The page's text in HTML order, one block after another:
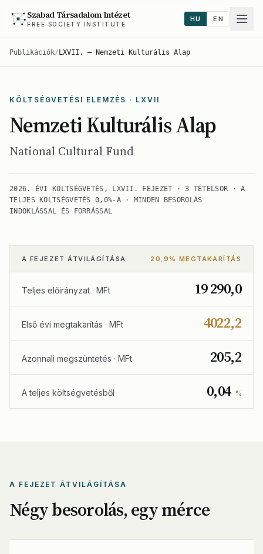
Szabad Társadalom Intézet
FREE SOCIETY INSTITUTE
HU EN
Publikációk/ LXVII. — Nemzeti Kulturális Alap
KÖLTSÉGVETÉSI ELEMZÉS · LXVII
Nemzeti Kulturális Alap
National Cultural Fund
2026. ÉVI KÖLTSÉGVETÉS, LXVII. FEJEZET · 3 TÉTELSOR · A
TELJES KÖLTSÉGVETÉS 0,0%-A · MINDEN BESOROLÁS
INDOKLÁSSAL ÉS FORRÁSSAL
A FEJEZET ÁTVILÁGÍTÁSA 20,9% MEGTAKARÍTÁS
Teljes előirányzat · MFt 19 290,0
Első évi megtakarítás · MFt 4022,2
Azonnali megszüntetés · MFt 205,2
A teljes költségvetésből 0,04 %
A FEJEZET ÁTVILÁGÍTÁSA
Négy besorolás, egy mérce